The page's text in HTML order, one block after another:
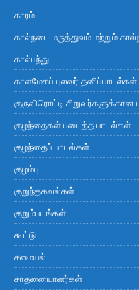
காரம்
கால்நடை மருத்துவம் மற்றும்
கால்பந்து
காளமேகப் புலவர் தனிப்பாடல்கள்
குருவிரொட்டி
குழந்தைகள் படைத்த பாடல்கள்
குழந்தைப் பாடல்கள்
குழம்பு
குறுந்தகவல்கள்
குறும்படங்கள்
கூட்டு
சமையல்
சாதனையாளர்கள்